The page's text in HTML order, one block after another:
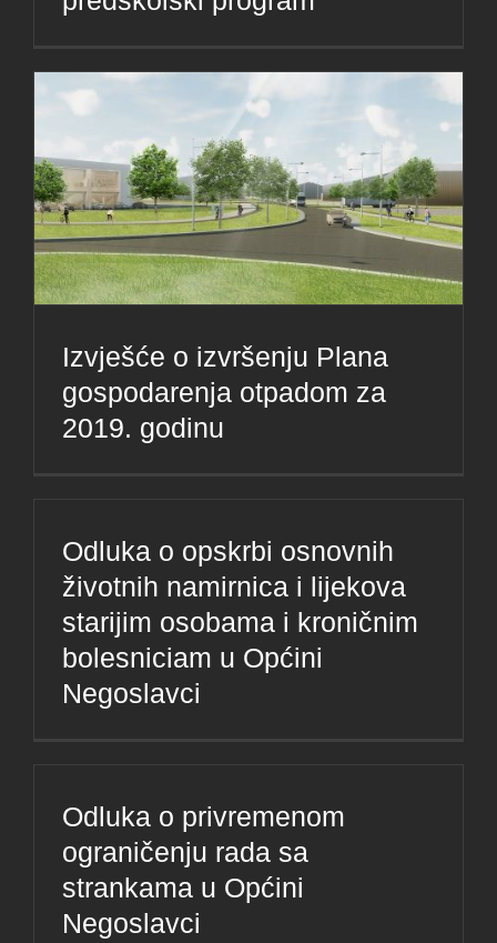
Izvješće o izvršenju Plana
gospodarenja otpadom za
2019. godinu
Odluka o opskrbi osnovnih
životnih namirnica i lijekova
starijim osobama i kroničnim
bolesniciam u Općini
Negoslavci
Odluka o privremenom
ograničenju rada sa
strankama u Općini
Negoslavci